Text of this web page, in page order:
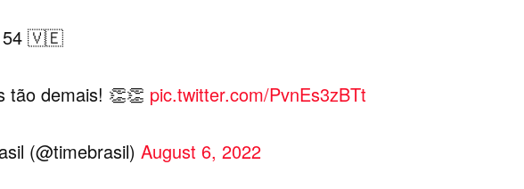
54 🇻🇪
tão demais! 👏👏 pic.twitter.com/PvnEs3zBTt
(@timebrasil) August 6, 2022